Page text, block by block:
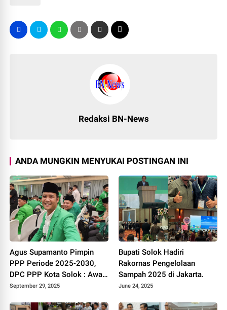
Redaksi BN-News
ANDA MUNGKIN MENYUKAI POSTINGAN INI
Agus Supamanto Pimpin
PPP Periode 2025-2030,
DPC PPP Kota Solok : Awal
Kebangkitan Partai Kabah
September 29, 2025
Bupati Solok Hadiri
Rakornas Pengelolaan
Sampah 2025 di Jakarta.
June 24, 2025